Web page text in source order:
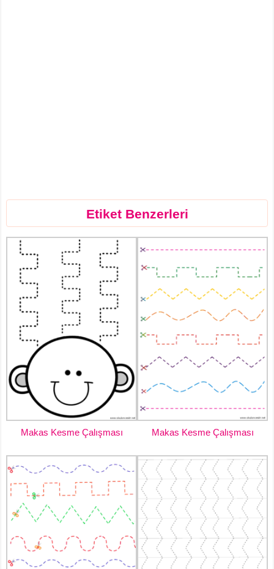
Etiket Benzerleri
Makas Kesme Çalışması Makas Kesme Çalışması